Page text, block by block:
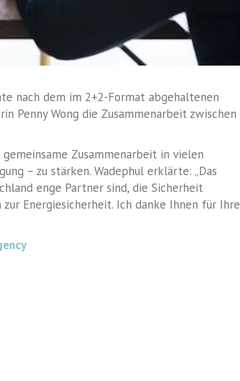
nach dem im 2+2-Format abgehaltenen
Penny Wong die Zusammenarbeit zwischen
Zusammenarbeit in vielen
– zu stärken. Wadephul erklärte: „Das
enge Partner sind, die Sicherheit
Energiesicherheit. Ich danke Ihnen für Ihre